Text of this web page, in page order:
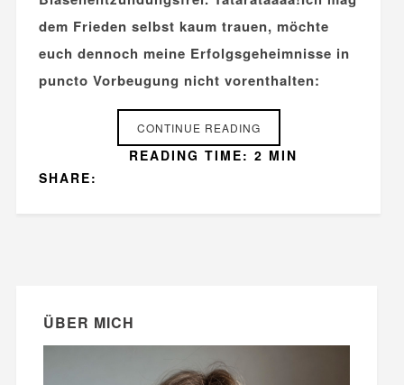
dem Frieden selbst kaum trauen, möchte
euch dennoch meine Erfolgsgeheimnisse in
puncto Vorbeugung nicht vorenthalten:
CONTINUE READING
SHARE:
READING TIME: 2 MIN
ÜBER MICH